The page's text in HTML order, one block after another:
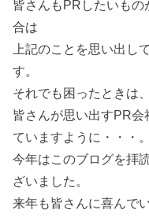
皆さんもPRしたいも
合は
上記のことを思い出し
す。
それでも困ったときは
皆さんが思い出すPR
ていますように・・・。
今年はこのブログを拝
ざいました。
来年も皆さんに喜んで